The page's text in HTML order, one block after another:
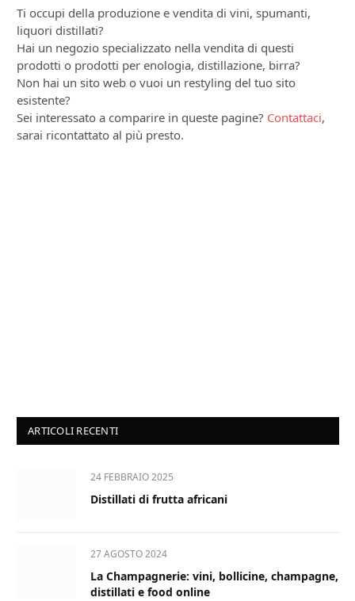
Ti occupi della produzione e vendita di vini, spumanti,
liquori distillati?
Hai un negozio specializzato nella vendita di questi
prodotti o prodotti per enologia, distillazione, birra?
Non hai un sito web o vuoi un restyling del tuo sito
esistente?
Sei interessato a comparire in queste pagine? Contattaci,
sarai ricontattato al più presto.
ARTICOLI RECENTI
24 FEBBRAIO 2025
Distillati di frutta africani
27 AGOSTO 2024
La Champagnerie: vini, bollicine, champagne,
distillati e food online